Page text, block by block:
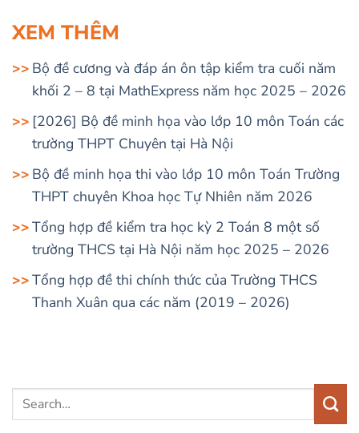
XEM THÊM
Bộ đề cương và đáp án ôn tập kiểm tra cuối năm
khối 2 – 8 tại MathExpress năm học 2025 – 2026
[2026] Bộ đề minh họa vào lớp 10 môn Toán các
trường THPT Chuyên tại Hà Nội
Bộ đề minh họa thi vào lớp 10 môn Toán Trường
THPT chuyên Khoa học Tự Nhiên năm 2026
Tổng hợp đề kiểm tra học kỳ 2 Toán 8 một số
trường THCS tại Hà Nội năm học 2025 – 2026
Tổng hợp đề thi chính thức của Trường THCS
Thanh Xuân qua các năm (2019 – 2026)